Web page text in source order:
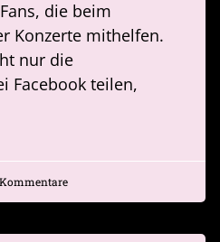
die beim
Konzerte mithelfen.
nur die
Facebook teilen,